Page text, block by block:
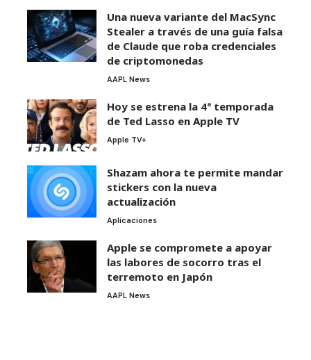
Una nueva variante del MacSync
Stealer a través de una guía falsa
de Claude que roba credenciales
de criptomonedas
AAPL News
Hoy se estrena la 4ª temporada
de Ted Lasso en Apple TV
Apple TV+
Shazam ahora te permite mandar
stickers con la nueva
actualización
Aplicaciones
Apple se compromete a apoyar
las labores de socorro tras el
terremoto en Japón
AAPL News